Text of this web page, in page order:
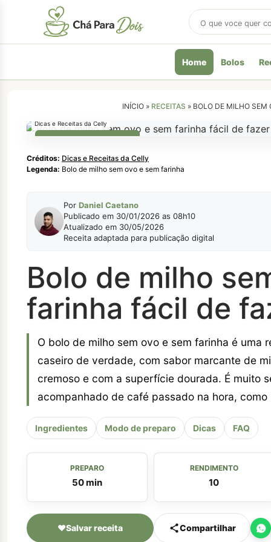
Buscar
receitas
Home Bolos
INÍCIO » RECEITAS » BOLO DE MILHO SEM
RECEITAS FESTA JUNINA
Dicas e Receitas da Celly
Créditos: Dicas e Receitas da Celly
Legenda: Bolo de milho sem ovo e sem farinha
Por Daniel Caetano
Publicado em 30/01/2026 as 08h10
Atualizado em 30/05/2026
Receita adaptada para publicação digital
Bolo de milho
farinha fácil de
O bolo de milho sem ovo e sem farinha é
caseiro de verdade, com sabor marcante de
cremoso e com a superfície dourada. É muito
acompanhado de café passado na hora,
Ingredientes Modo de preparo Dicas FAQ
PREPARO
50 min
RENDIMENTO
10
♥Salvar receita Compartilhar